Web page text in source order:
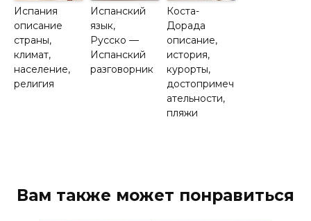
Испания
описание
страны,
климат,
население,
религия
Испанский
язык,
Русско —
Испанский
разговорник
Коста-
Дорада
описание,
история,
курорты,
достопримеч
ательности,
пляжи
Вам также может понравиться